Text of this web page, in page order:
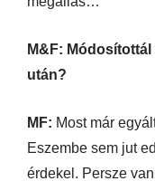
M&F:
után?
MF: Most már
Eszembe sem jut
érdekel. Persze